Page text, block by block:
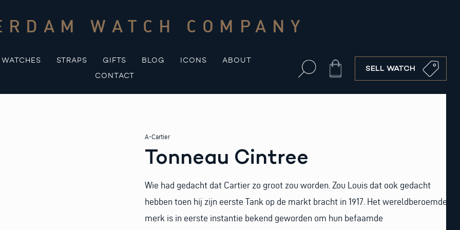
WATCH COMPANY
WATCHES STRAPS GIFTS BLOG ICONS
ABOUT
CONTACT
Cart SELL WATCH
A-Cartier
Tonneau Cintree
Wie had gedacht dat Cartier zo groot zou worden. Zou Louis dat ook gedacht
hebben toen hij zijn eerste Tank op de markt bracht in 1917. Het wereldberoemde
merk is in eerste instantie bekend geworden om hun befaamde